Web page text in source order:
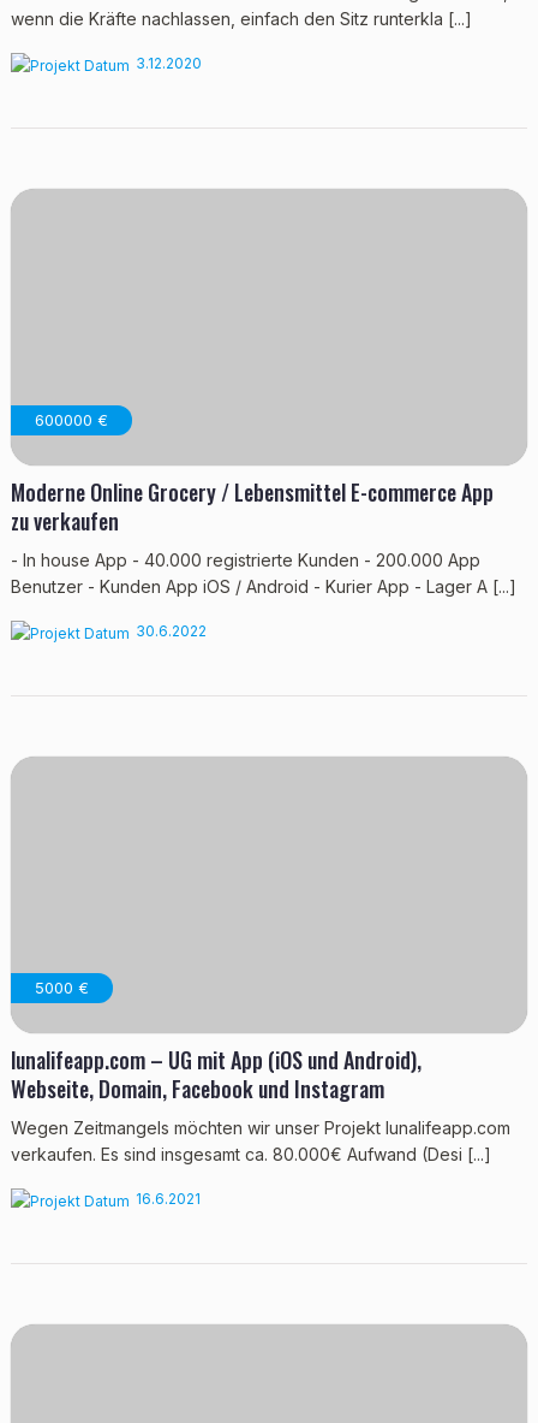
wenn die Kräfte nachlassen, einfach den Sitz runterkla [...]
3.12.2020
600000 €
Moderne Online Grocery / Lebensmittel E-commerce App
zu verkaufen
- In house App - 40.000 registrierte Kunden - 200.000 App
Benutzer - Kunden App iOS / Android - Kurier App - Lager A [...]
30.6.2022
5000 €
lunalifeapp.com – UG mit App (iOS und Android),
Webseite, Domain, Facebook und Instagram
Wegen Zeitmangels möchten wir unser Projekt lunalifeapp.com
verkaufen. Es sind insgesamt ca. 80.000€ Aufwand (Desi [...]
16.6.2021